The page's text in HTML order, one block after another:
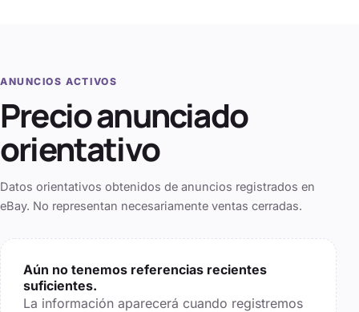
ANUNCIOS ACTIVOS
Precio anunciado
orientativo
Datos orientativos obtenidos de anuncios registrados en
eBay. No representan necesariamente ventas cerradas.
Aún no tenemos referencias recientes
suficientes.
La información aparecerá cuando registremos